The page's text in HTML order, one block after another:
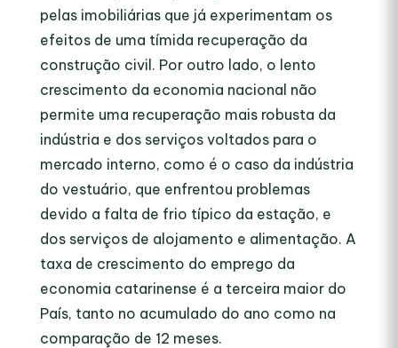
pelas imobiliárias que já experimentam os
efeitos de uma tímida recuperação da
construção civil. Por outro lado, o lento
crescimento da economia nacional não
permite uma recuperação mais robusta da
indústria e dos serviços voltados para o
mercado interno, como é o caso da indústria
do vestuário, que enfrentou problemas
devido a falta de frio típico da estação, e
dos serviços de alojamento e alimentação. A
taxa de crescimento do emprego da
economia catarinense é a terceira maior do
País, tanto no acumulado do ano como na
comparação de 12 meses.